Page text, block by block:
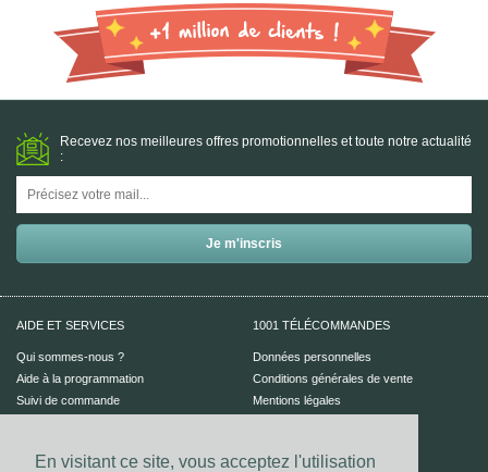
En visitant ce site, vous acceptez l'utilisation
Recevez nos meilleures offres promotionnelles et toute notre actualité
:
AIDE ET SERVICES
Qui sommes-nous ?
Aide à la programmation
Suivi de commande
1001 TÉLÉCOMMANDES
Données personnelles
Conditions générales de vente
Mentions légales